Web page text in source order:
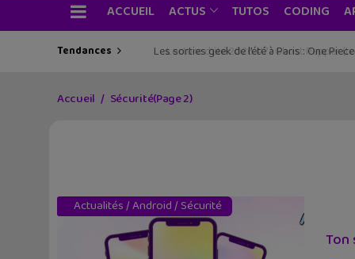
ACCUEIL ACTUS TUTOS CODING
Tendances Les sorties geek de l’été à Paris : One
Accueil Sécurité(Page 2)
Actualités/Android/ Sécurité
Ton